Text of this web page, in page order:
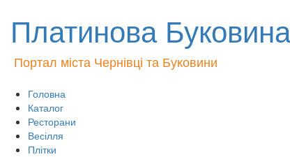
Платинова Буковина
Портал міста Чернівці та Буковини
Головна
Каталог
Ресторани
Весілля
Плітки